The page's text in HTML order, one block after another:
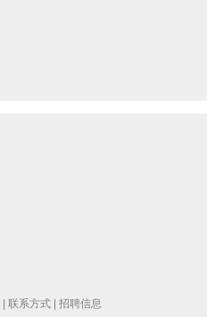
联系方式 招聘信息